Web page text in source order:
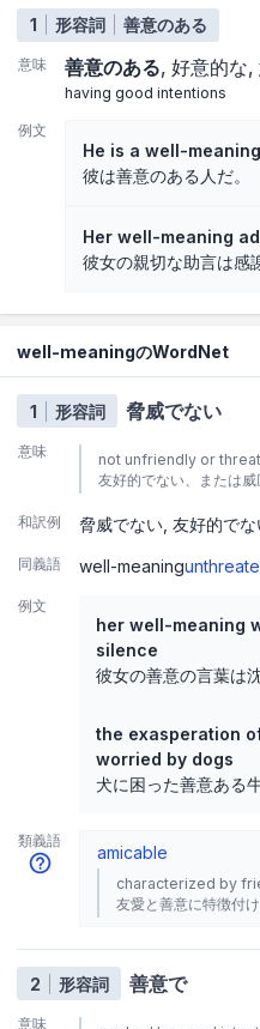
1 形容詞 善意のある
意味 善意のある 好意的な
having good intentions
例文
He is a well-
彼は善意のある人だ。
Her well-meaning
彼女の親切な助言は感
well-meaningのWordNet
1 形容詞 脅威でない
意味
not unfriendly or
友好的でない、または
和訳例 脅威でない 友好的でな
同義語 well-meaning
例文
her well-meaning
silence
彼女の善意の言葉は
the exasperation
worried by dogs
犬に困った善意ある
類義語
amicable
characterized by
友愛と善意に特徴付
2 形容詞 善意で
意味